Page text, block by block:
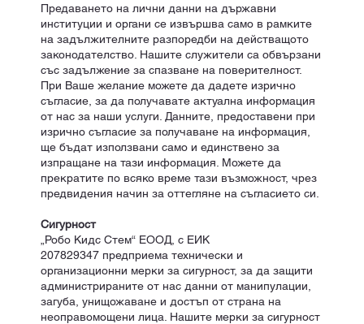
Предаването на лични данни на държавни
институции и органи се извършва само в рамките
на задължителните разпоредби на действащото
законодателство. Нашите служители са обвързани
със задължение за спазване на поверителност.
При Ваше желание можете да дадете изрично
съгласие, за да получавате актуална информация
от нас за наши услуги. Данните, предоставени при
изрично съгласие за получаване на информация,
ще бъдат използвани само и единствено за
изпращане на тази информация. Можете да
прекратите по всяко време тази възможност, чрез
предвидения начин за оттегляне на съгласието си.
Сигурност
„Робо Кидс Стем“ ЕООД, с ЕИК
207829347 предприема технически и
организационни мерки за сигурност, за да защити
администрираните от нас данни от манипулации,
загуба, унищожаване и достъп от страна на
неоправомощени лица. Нашите мерки за сигурност